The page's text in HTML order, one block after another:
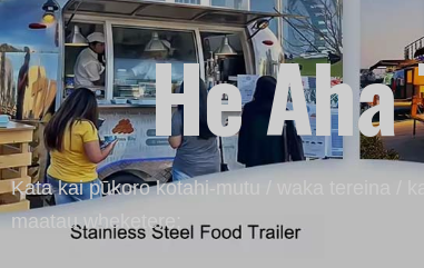
He
Kata kai pūkoro kotahi-mutu / waka tereina /
maatau wheketere;